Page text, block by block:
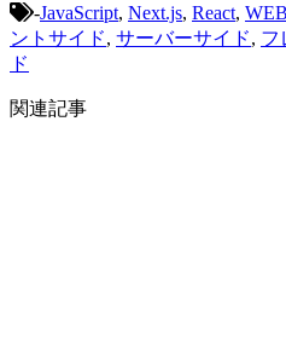
-JavaScript, Next.js, React,
ントサイド, サーバーサイド, フ
ド
関連記事